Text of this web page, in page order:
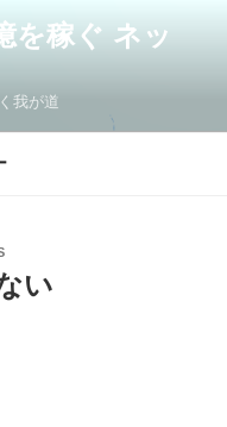
を稼ぐ ネッ
我が道
い